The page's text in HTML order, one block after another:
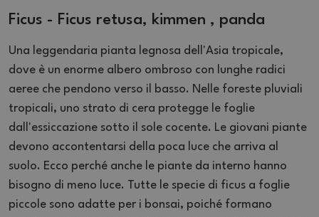
Ficus - Ficus retusa, kimmen , panda
Una leggendaria pianta legnosa dell'Asia tropicale,
dove è un enorme albero ombroso con lunghe radici
aeree che pendono verso il basso. Nelle foreste pluviali
tropicali, uno strato di cera protegge le foglie
dall'essiccazione sotto il sole cocente. Le giovani piante
devono accontentarsi della poca luce che arriva al
suolo. Ecco perché anche le piante da interno hanno
bisogno di meno luce. Tutte le specie di ficus a foglie
piccole sono adatte per i bonsai, poiché formano